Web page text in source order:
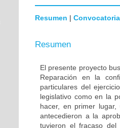
Resumen | Convocatoria
Resumen
El presente proyecto
Reparación en la
particulares del
legislativo como en la
hacer, en primer
antecedieron a la
tuvieron el fracaso